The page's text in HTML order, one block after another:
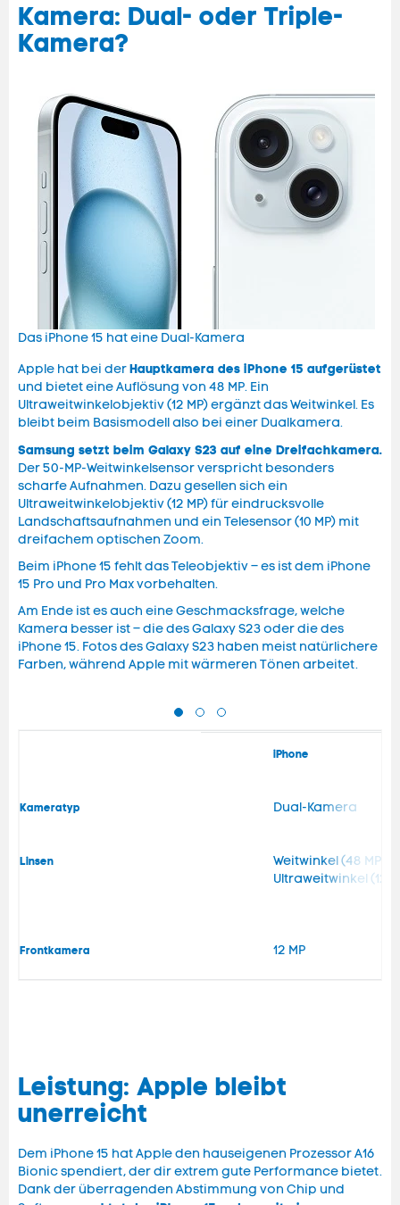
Kamera: Dual- oder Triple-
Kamera?
Das iPhone 15 hat eine Dual-Kamera
Apple hat bei derHauptkamera des iPhone 15 aufgerüstet
und bietet eine Auflösung von 48 MP. Ein
Ultraweitwinkelobjektiv (12 MP) ergänzt das Weitwinkel. Es
bleibt beim Basismodell also bei einer Dualkamera.
Samsung setzt beim Galaxy S23 auf eine Dreifachkamera.
Der 50-MP-Weitwinkelsensor verspricht besonders
scharfe Aufnahmen. Dazu gesellen sich ein
Ultraweitwinkelobjektiv (12 MP) für eindrucksvolle
Landschaftsaufnahmen und ein Telesensor (10 MP) mit
dreifachem optischen Zoom.
Beim iPhone 15 fehlt das Teleobjektiv – es ist dem iPhone
15 Pro und Pro Max vorbehalten.
Am Ende ist es auch eine Geschmacksfrage, welche
Kamera besser ist – die des Galaxy S23 oder die des
iPhone 15. Fotos des Galaxy S23 haben meist natürlichere
Farben, während Apple mit wärmeren Tönen arbeitet.
iPhone
Kameratyp Dual-Kamera
Linsen
Weitwinkel (48 MP)
Ultraweitwinkel
Frontkamera 12 MP
Leistung: Apple bleibt
unerreicht
Dem iPhone 15 hat Apple den hauseigenen Prozessor A16
Bionic spendiert, der dir extrem gute Performance bietet.
Dank der überragenden Abstimmung von Chip und